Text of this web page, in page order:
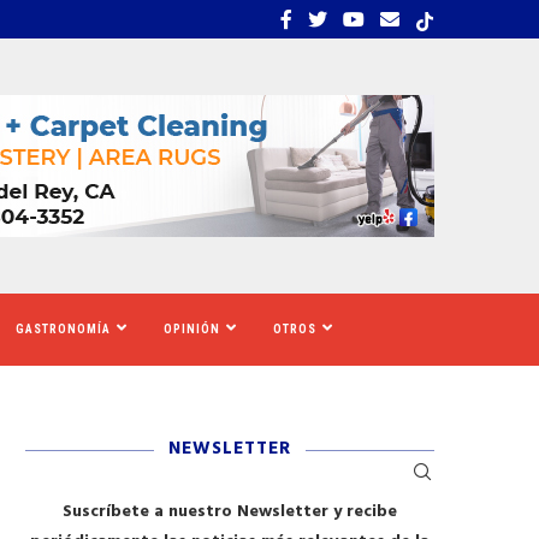
TIGRES DEL NORTE, LILA... LOS SOLICITANTES DE
GASTRONOMÍA OPINIÓN OTROS
NEWSLETTER
Suscríbete a nuestro Newsletter y recibe